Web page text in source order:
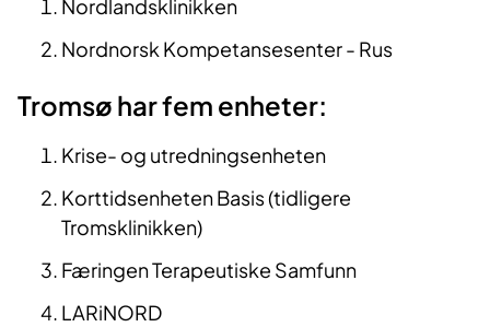
Nordlandsklinikken
Nordnorsk Kompetansesenter - Rus
Tromsø har fem enheter:
Krise- og utredningsenheten
Korttidsenheten Basis (tidligere
Tromsklinikken)
Færingen Terapeutiske Samfunn
LARiNORD